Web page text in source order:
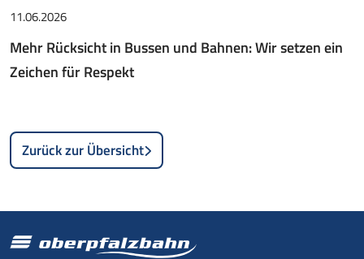
11.06.2026
Mehr Rücksicht in Bussen und Bahnen: Wir setzen ein
Zeichen für Respekt
Zurück zur Übersicht